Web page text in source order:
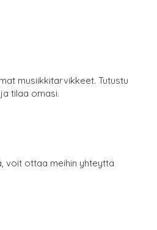
musiikkitarvikkeet. Tutustu
tilaa omasi.
voit ottaa meihin yhteyttä